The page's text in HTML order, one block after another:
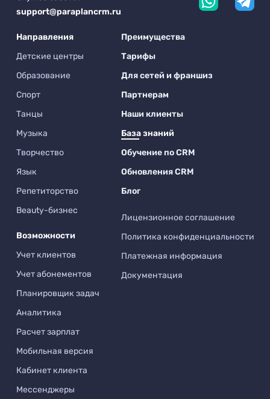
support@paraplancrm.ru
Направления
Детские центры
Образование
Спорт
Танцы
Музыка
Творчество
Язык
Репетиторство
Beauty-бизнес
Возможности
Учет клиентов
Учет абонементов
Планировщик задач
Аналитика
Расчет зарплат
Мобильная версия
Кабинет клиента
Мессенджеры
Преимущества
Тарифы
Для сетей и франшиз
Партнерам
Наши клиенты
База знаний
Обучение по CRM
Обновления CRM
Блог
Лицензионное соглашение
Политика конфиденциальности
Платежная информация
Документация